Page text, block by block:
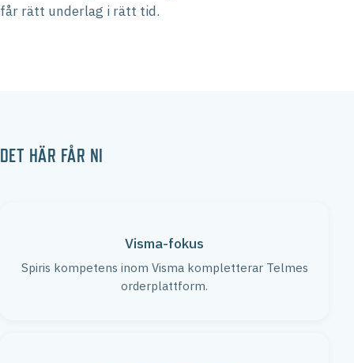
får rätt underlag i rätt tid.
DET HÄR FÅR NI
Visma-fokus
Spiris kompetens inom Visma kompletterar Telmes
orderplattform.